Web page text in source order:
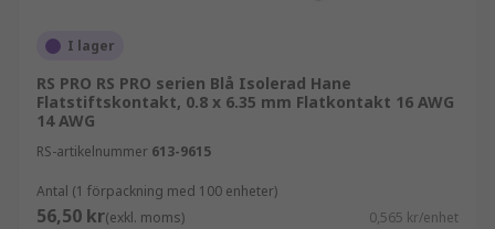
I lager
RS PRO RS PRO serien Blå Isolerad Hane
Flatstiftskontakt, 0.8 x 6.35 mm Flatkontakt 16 AWG
14 AWG
RS-artikelnummer 613-9615
Antal (1 förpackning med 100 enheter)
56,50 kr(exkl. moms) 0,565 kr/enhet